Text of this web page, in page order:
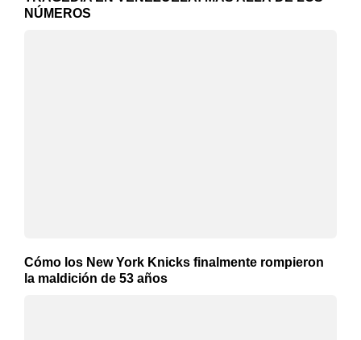
NÚMEROS
Cómo los New York Knicks finalmente rompieron
la maldición de 53 años